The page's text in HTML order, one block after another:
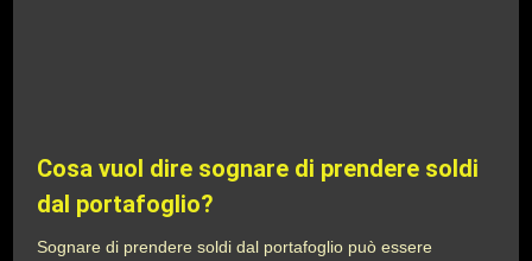
Cosa vuol dire sognare di prendere soldi
dal portafoglio?
Sognare di prendere soldi dal portafoglio può essere